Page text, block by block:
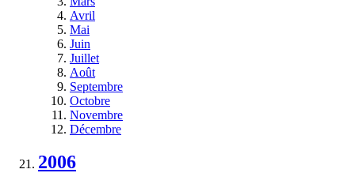
Avril
Mai
Juin
Juillet
Août
Septembre
Octobre
Novembre
Décembre
2006